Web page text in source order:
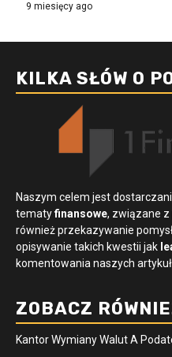
9 miesięcy ago
KILKA SŁÓW O
Naszym celem jest
tematyfinansowe, związane z
również przekazywanie
opisywanie takich kwestii jak
komentowania naszych
ZOBACZ
Kantor Wymiany Walut A